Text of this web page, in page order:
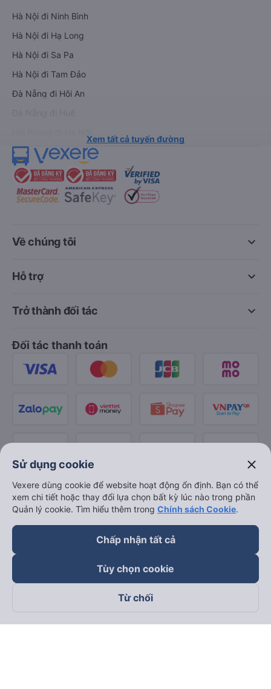
Hà Nội đi Ninh Bình
Hà Nội đi Hạ Long
Hà Nội đi Sa Pa
Hà Nội đi Tam Đảo
Đà Nẵng đi Hội An
Xem tất cả tuyến đường
keyboard_arrow_down
Về chúng tôi
keyboard_arrow_down
Hỗ trợ
keyboard_arrow_down
Trở thành đối tác
Đối tác thanh toán
Theo dõi chúng tôi trên
Sử dụng cookie close
Vexere dùng cookie để website hoạt động ổn định. Bạn có thể
xem chi tiết hoặc thay đổi lựa chọn bất kỳ lúc nào trong phần
Quản lý cookie. Tìm hiểu thêm trong Chính sách Cookie.
Chấp nhận tất cả
Tùy chọn cookie
Từ chối